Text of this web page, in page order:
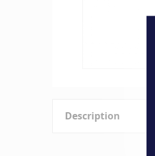
beginning
Description
Pour lever les